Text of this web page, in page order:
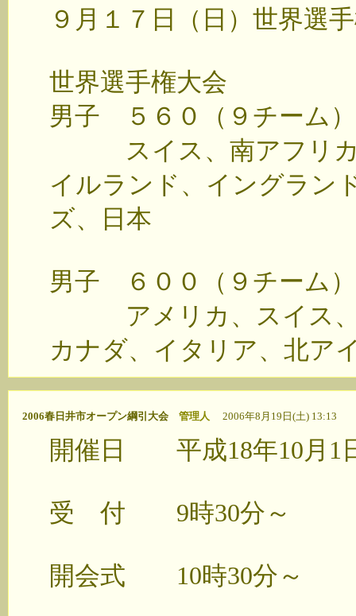
９月１７日（日）世界
世界選手権大会
男子 ５６０（９チーム）
スイス、南アフリカ
イルランド、イングラン
ズ、日本
男子 ６００（９チーム）
アメリカ、スイス、
カナダ、イタリア、北ア
2006春日井市オープン綱引大会 管理人 2006年8月19日(土) 13:13
開催日 平成18年10月1
受 付 9時30分～
開会式 10時30分～